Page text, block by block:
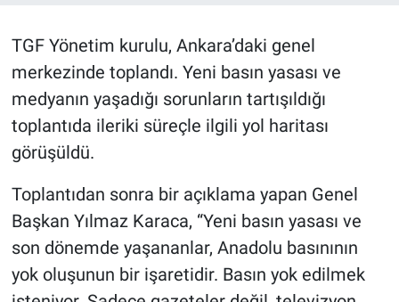
TGF Yönetim kurulu, Ankara’daki genel
merkezinde toplandı. Yeni basın yasası ve
medyanın yaşadığı sorunların tartışıldığı
toplantıda ileriki süreçle ilgili yol haritası
görüşüldü.
Toplantıdan sonra bir açıklama yapan Genel
Başkan Yılmaz Karaca, “Yeni basın yasası ve
son dönemde yaşananlar, Anadolu basınının
yok oluşunun bir işaretidir. Basın yok edilmek
Bilim ve Teknoloji